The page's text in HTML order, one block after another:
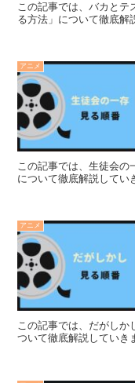
この記事では、バカとテ
る方法」について徹底解
アニメ
この記事では、生徒会の
について徹底解説してい
アニメ
この記事では、だがしか
ついて徹底解説していき